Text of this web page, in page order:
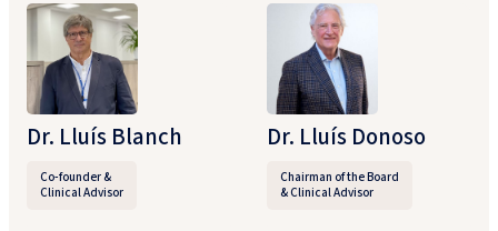
Dr. Lluís Blanch​
Co-founder &
Clinical Advisor​
Dr. Lluís Donoso​
Chairman of the Board​
& Clinical Advisor